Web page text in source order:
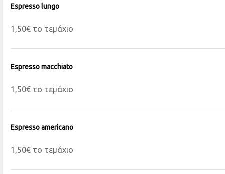
Espresso lungo
1,50€ το τεμάχιο
Espresso macchiato
1,50€ το τεμάχιο
Espresso americano
1,50€ το τεμάχιο